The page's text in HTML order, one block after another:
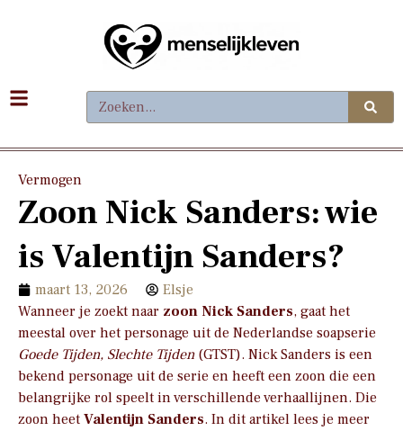
Vermogen
Zoon Nick Sanders: wie
is Valentijn Sanders?
maart 13, 2026
Elsje
Wanneer je zoekt naar zoon Nick Sanders, gaat het
meestal over het personage uit de Nederlandse soapserie
Goede Tijden, Slechte Tijden(GTST). Nick Sanders is een
bekend personage uit de serie en heeft een zoon die een
belangrijke rol speelt in verschillende verhaallijnen. Die
zoon heet Valentijn Sanders. In dit artikel lees je meer